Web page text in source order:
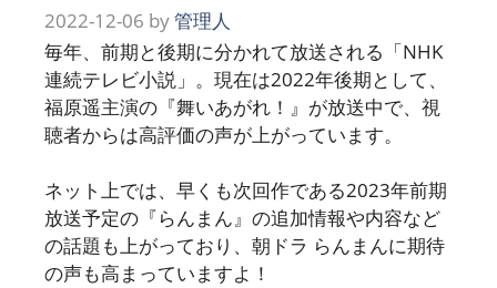
2022-12-06 by管理人
毎年、前期と後期に分かれて放送される「NHK
連続テレビ小説」。現在は2022年後期として、
福原遥主演の『舞いあがれ！』が放送中で、視
聴者からは高評価の声が上がっています。
ネット上では、早くも次回作である2023年前期
放送予定の『らんまん』の追加情報や内容など
の話題も上がっており、朝ドラ らんまんに期待
の声も高まっていますよ！